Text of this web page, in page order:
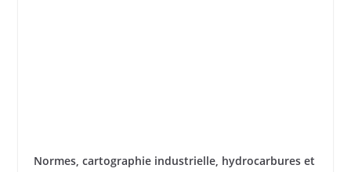
Normes, cartographie industrielle, hydrocarbures et